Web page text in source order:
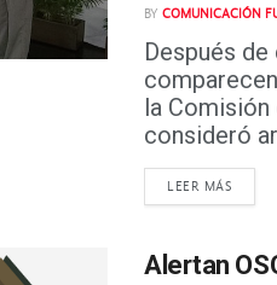
BY COMUNICACIÓN
Después
la
consideró
LEER MÁS
Alertan